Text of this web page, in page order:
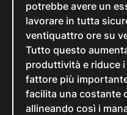
potrebbe avere un
lavorare in tutta
ventiquattro ore su
Tutto questo
produttività e riduce
fattore più
facilita una costante
allineando così i